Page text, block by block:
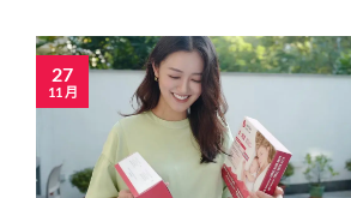
27
11 月